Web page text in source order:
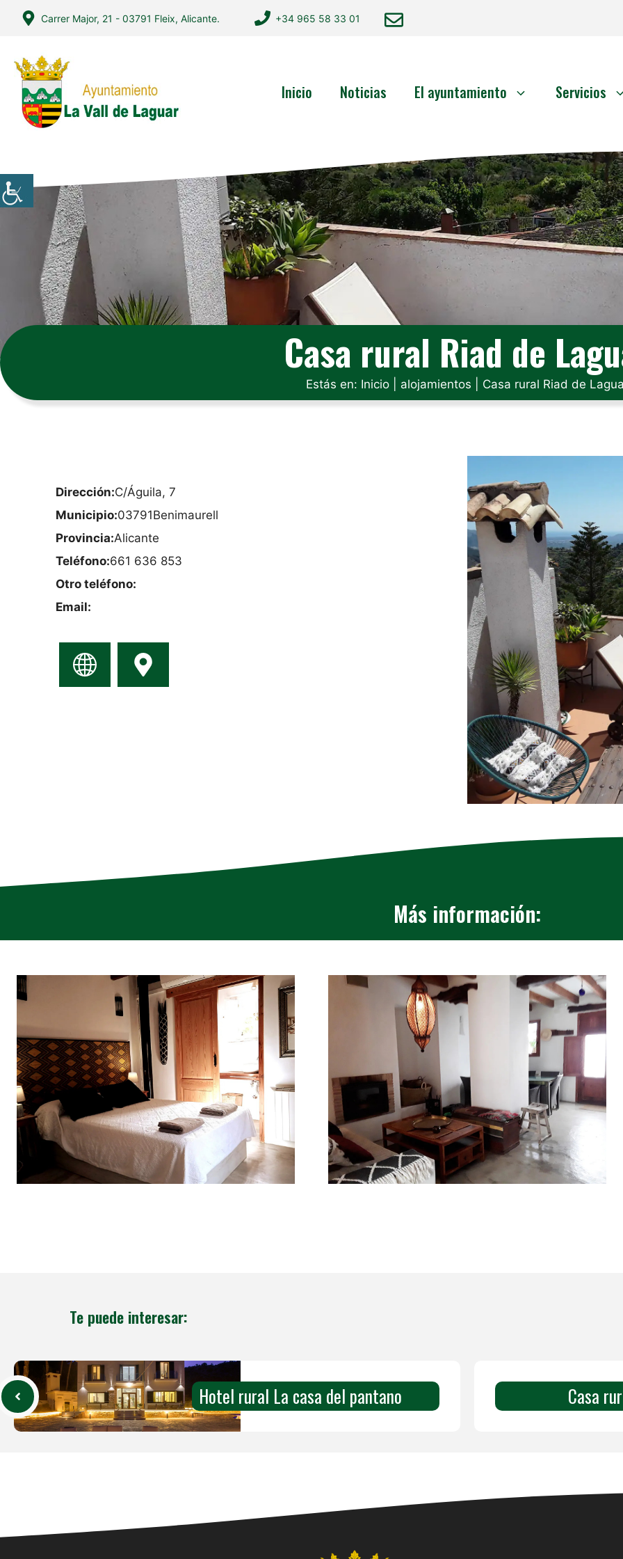
Saltar
Carrer Major, 21 - 03791 Fleix, Alicante. +34 965 58 33 01
Inicio Noticias El ayuntamiento Servicios
Casa rural Riad de
Estás en: Inicio alojamientos Casa rural Riad de
Dirección:C/Águila, 7
Municipio:03791Benimaurell
Provincia:Alicante
Teléfono:661 636 853
Otro teléfono:
Email:
Más información:
Te puede interesar:
Hotel rural La casa del pantano Casa